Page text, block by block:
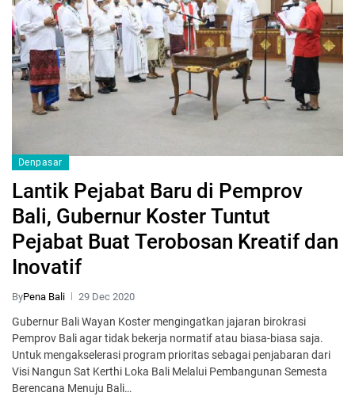
Denpasar
Lantik Pejabat Baru di Pemprov
Bali, Gubernur Koster Tuntut
Pejabat Buat Terobosan Kreatif dan
Inovatif
ByPena Bali 29 Dec 2020
Gubernur Bali Wayan Koster mengingatkan jajaran birokrasi
Pemprov Bali agar tidak bekerja normatif atau biasa-biasa saja.
Untuk mengakselerasi program prioritas sebagai penjabaran dari
Visi Nangun Sat Kerthi Loka Bali Melalui Pembangunan Semesta
Berencana Menuju Bali…